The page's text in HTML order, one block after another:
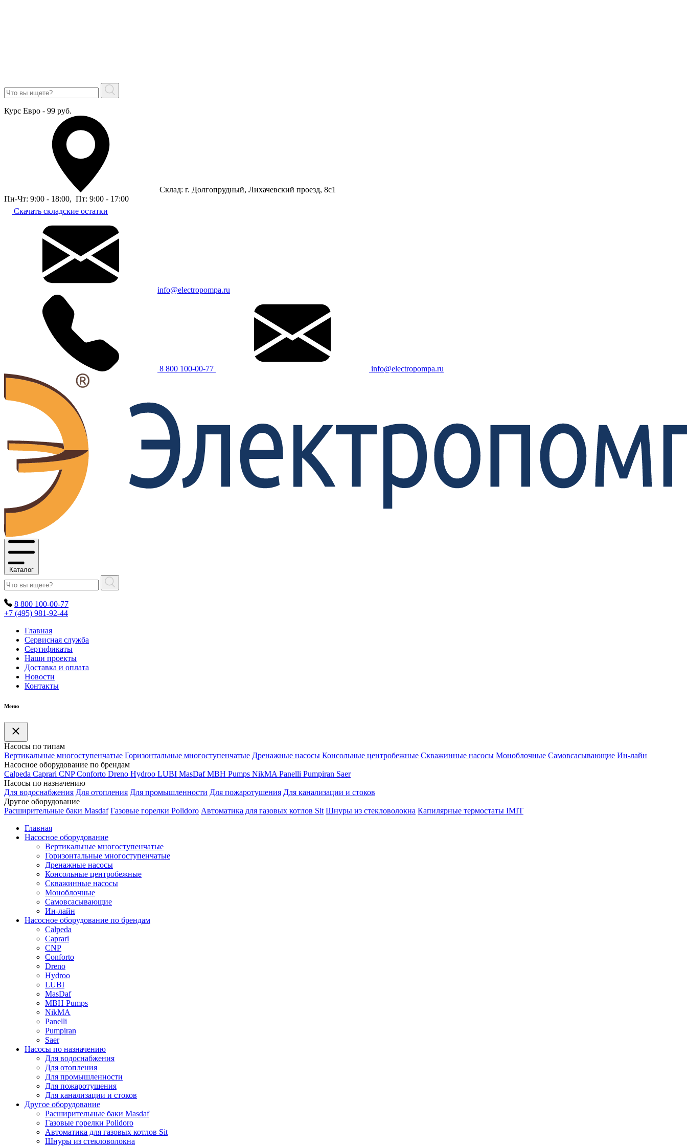
Курс Евро - 99 руб.
Склад: г. Долгопрудный, Лихачевский проезд, 8c1
Пн-Чт: 9:00 - 18:00, Пт: 9:00 - 17:00
Скачать складские остатки
info@electropompa.ru
8 800 100-00-77 info@electropompa.ru
Каталог
8 800 100-00-77
+7 (495) 981-92-44
Главная
Сервисная служба
Сертификаты
Наши проекты
Доставка и оплата
Новости
Контакты
Меню
Насосы по типам
Вертикальные многоступенчатые Горизонтальные многоступенчатые Дренажные насосы Консольные центробежные Скважинные насосы Моноблочные Самовсасывающие Ин-лайн
Насосное оборудование по брендам
Calpeda Caprari CNP Conforto Dreno Hydroo LUBI MasDaf MBH Pumps NikMA Panelli Pumpiran Saer
Насосы по назначению
Для водоснабжения Для отопления Для промышленности Для пожаротушения Для канализации и стоков
Другое оборудование
Расширительные баки Masdaf Газовые горелки Polidoro Автоматика для газовых котлов Sit Шнуры из стекловолокна Капилярные термостаты IMIT
Главная
Насосное оборудование
Вертикальные многоступенчатые
Горизонтальные многоступенчатые
Дренажные насосы
Консольные центробежные
Скважинные насосы
Моноблочные
Самовсасывающие
Ин-лайн
Насосное оборудование по брендам
Calpeda
Caprari
CNP
Conforto
Dreno
Hydroo
LUBI
MasDaf
MBH Pumps
NikMA
Panelli
Pumpiran
Saer
Насосы по назначению
Для водоснабжения
Для отопления
Для промышленности
Для пожаротушения
Для канализации и стоков
Другое оборудование
Расширительные баки Masdaf
Газовые горелки Polidoro
Автоматика для газовых котлов Sit
Шнуры из стекловолокна